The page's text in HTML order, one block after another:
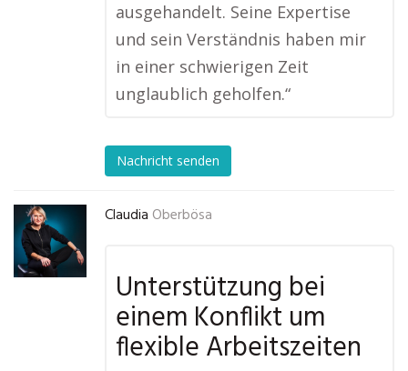
ausgehandelt. Seine Expertise
und sein Verständnis haben mir
in einer schwierigen Zeit
unglaublich geholfen.“
Nachricht senden
Claudia Oberbösa
Unterstützung bei
einem Konflikt um
flexible Arbeitszeiten